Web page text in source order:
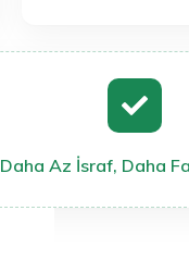
Daha Az İsraf, Daha